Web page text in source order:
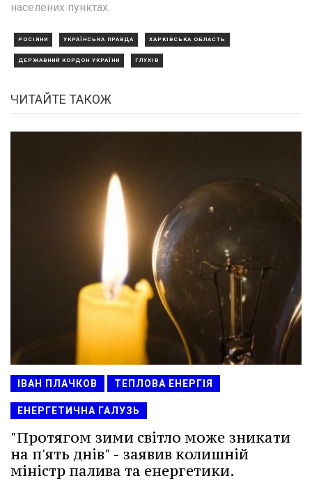
населених пунктах.
РОСІЯНИ УКРАЇНСЬКА ПРАВДА ХАРКІВСЬКА ОБЛАСТЬ
ДЕРЖАВНИЙ КОРДОН УКРАЇНИ ГЛУХІВ
ЧИТАЙТЕ ТАКОЖ
ІВАН ПЛАЧКОВ ТЕПЛОВА ЕНЕРГІЯ
ЕНЕРГЕТИЧНА ГАЛУЗЬ
"Протягом зими світло може зникати
на п'ять днів" - заявив колишній
міністр палива та енергетики.